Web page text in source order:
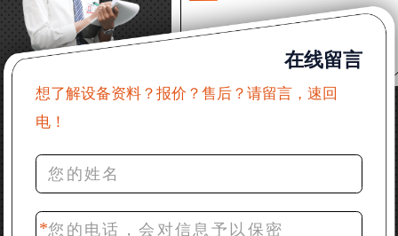
22分钟前 郑女士：想了解时产500吨锤破，加工石灰石
31分钟前 吴先生：成套石头破碎设备有吗？给个详细
产品资料
36分钟前 罗先生：每小时100吨左右的鄂破和反击破，
42分钟前 梁先生：膨润土磨到200目，用什么磨粉设
备？
在线留言
想了解设备资料？报价？售后？请留言，速回
电！